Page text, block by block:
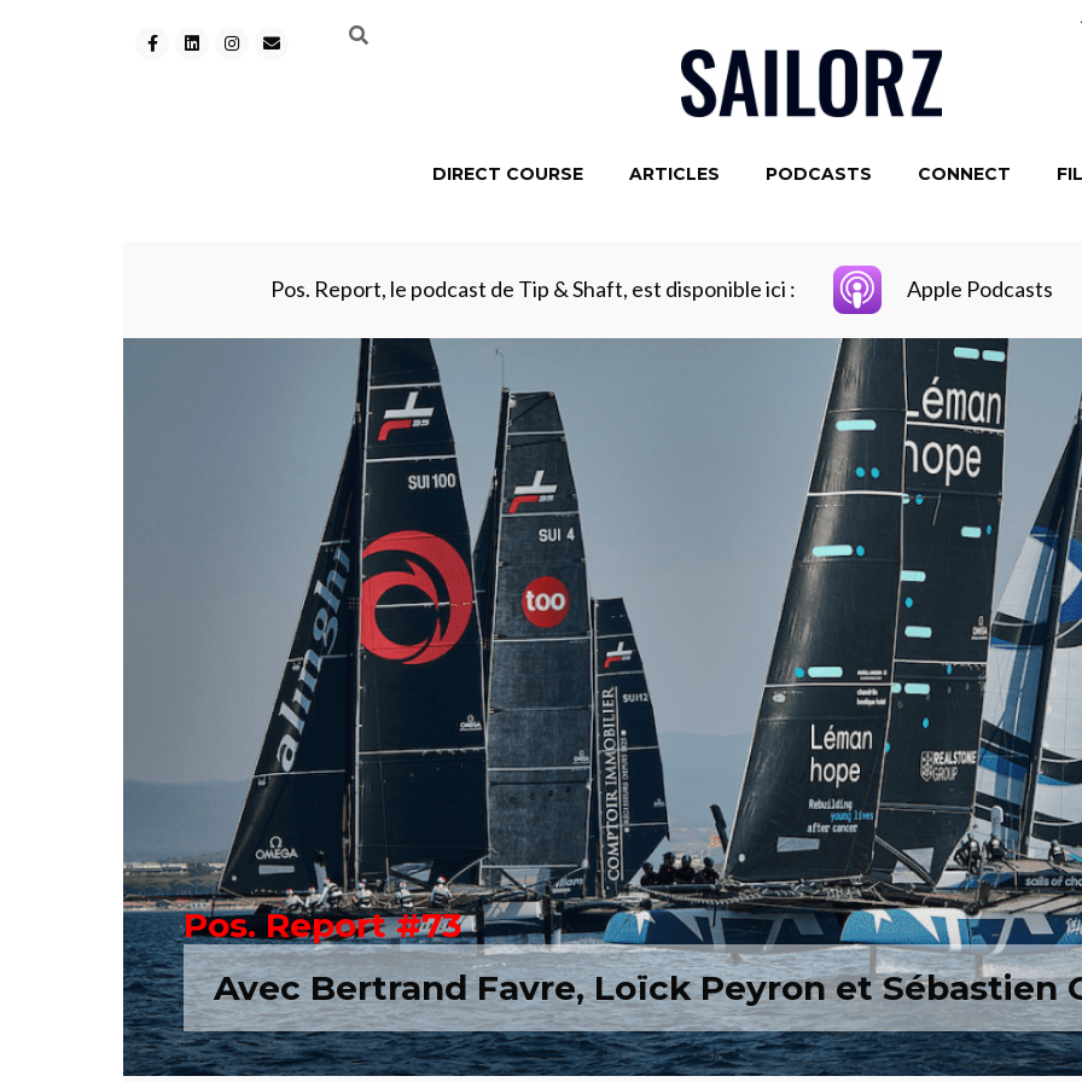
DIRECT COURSE ARTICLES PODCASTS CONNECT
Pos. Report, le podcast de Tip & Shaft, est disponible ici : Apple Podcasts
Pos. Report #73
Avec Bertrand Favre, Loïck Peyron et Sébastien